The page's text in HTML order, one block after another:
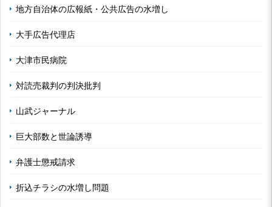
地方自治体の広報紙・公共広告の水増し
大手広告代理店
大津市民病院
対読売裁判の判決批判
山武ジャーナル
巨大部数と世論誘導
弁護士懲戒請求
折込チラシの水増し問題